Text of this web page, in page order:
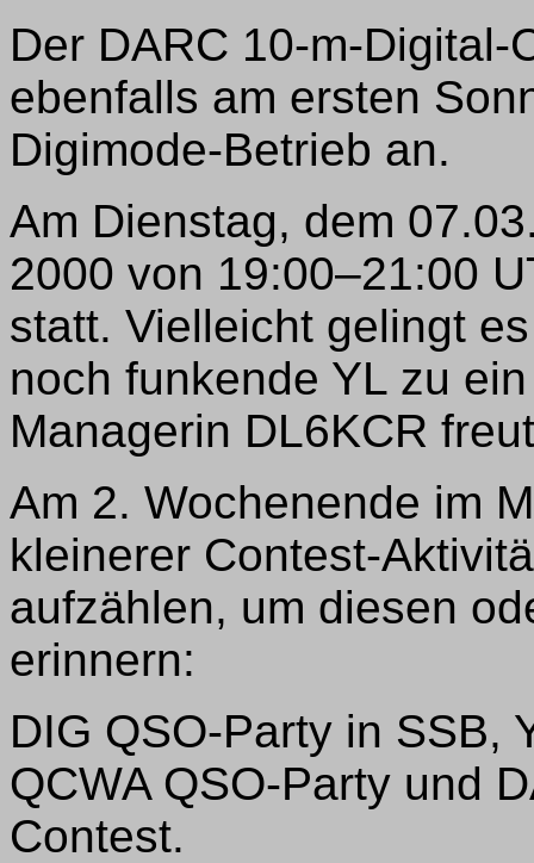
Der DARC 10-m-Digital-
ebenfalls am ersten
Digimode-Betrieb an.
Am Dienstag, dem
2000 von 19:00–21:00
statt. Vielleicht gelingt
noch funkende YL zu
Managerin DL6KCR
Am 2. Wochenende im
kleinerer Contest-
aufzählen, um diesen
erinnern:
DIG QSO-Party in SSB,
QCWA QSO-Party und
Contest.